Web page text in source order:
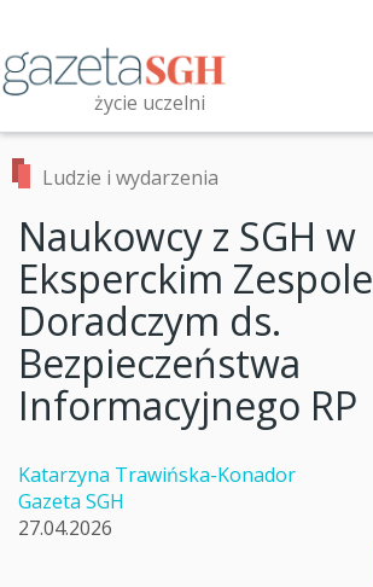
treści
życie uczelni
Przeszukaj witrynę
Ludzie i wydarzenia
Naukowcy z SGH w
Eksperckim Zespole
Doradczym ds.
Bezpieczeństwa
Informacyjnego RP
Katarzyna Trawińska-Konador
Gazeta SGH
27.04.2026